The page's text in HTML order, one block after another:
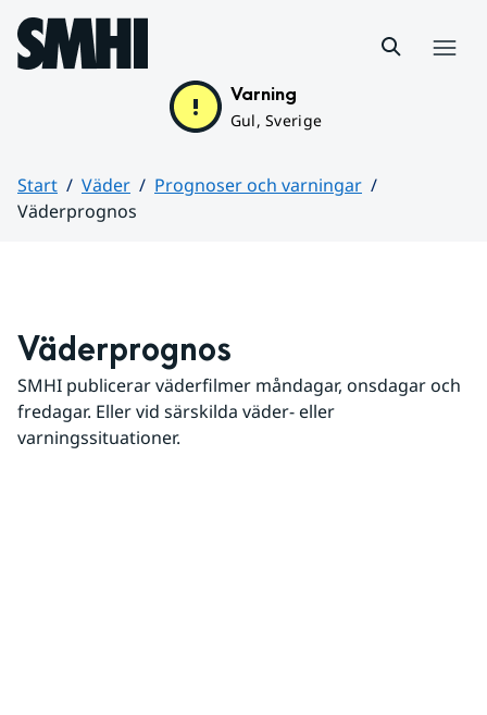
Hoppa till sidans innehåll
Varning
Gul, Sverige
Start Väder
Prognoser och varningar
Väderprognos
Väderprognos
SMHI publicerar väderfilmer måndagar, onsdagar och
fredagar. Eller vid särskilda väder- eller
varningssituationer.